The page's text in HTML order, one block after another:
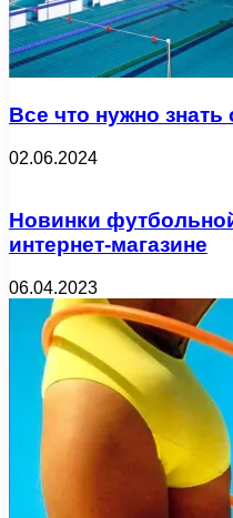
Все что нужно
02.06.2024
Новинки
интернет-магазине
06.04.2023